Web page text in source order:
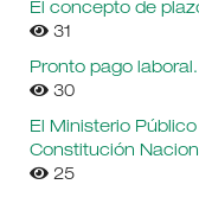
El concepto de
31
Pronto pago
30
El Ministerio
Constitución
25